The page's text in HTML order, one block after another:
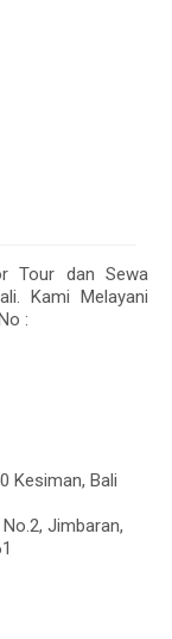
Tour dan Sewa
Kami Melayani
:
Kesiman, Bali
Jimbaran,